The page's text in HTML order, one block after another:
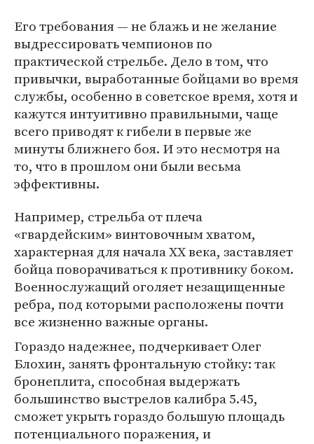
Его требования — не блажь и не желание
выдрессировать чемпионов по
практической стрельбе. Дело в том, что
привычки, выработанные бойцами во время
службы, особенно в советское время, хотя и
кажутся интуитивно правильными, чаще
всего приводят к гибели в первые же
минуты ближнего боя. И это несмотря на
то, что в прошлом они были весьма
эффективны.
Например, стрельба от плеча
«гвардейским» винтовочным хватом,
характерная для начала XX века, заставляет
бойца поворачиваться к противнику боком.
Военнослужащий оголяет незащищенные
ребра, под которыми расположены почти
все жизненно важные органы.
Гораздо надежнее, подчеркивает Олег
Блохин, занять фронтальную стойку: так
бронеплита, способная выдержать
большинство выстрелов калибра 5.45,
сможет укрыть гораздо большую площадь
потенциального поражения, и